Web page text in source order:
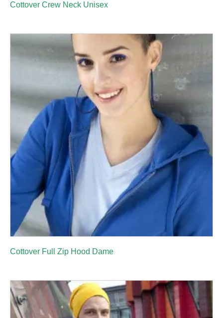
Cottover Crew Neck Unisex
Cottover Full Zip Hood Dame